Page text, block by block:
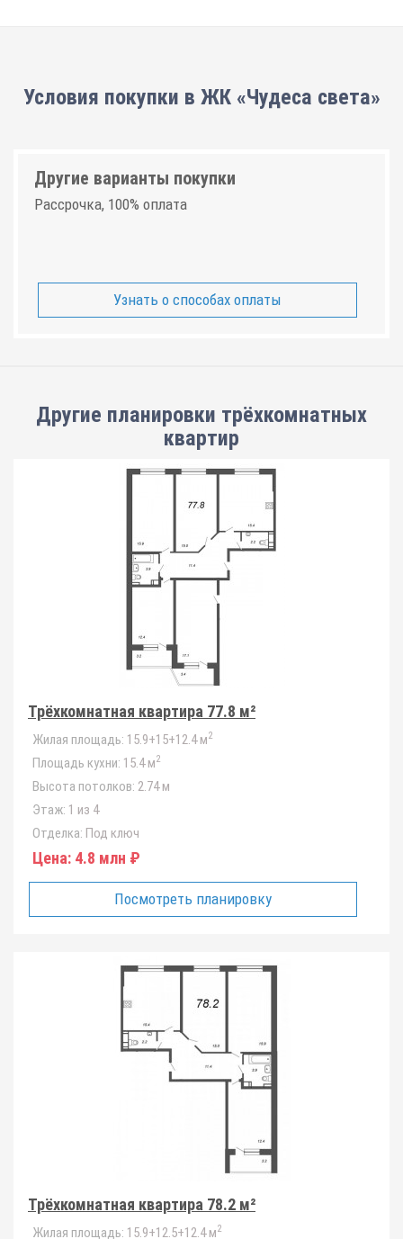
Условия покупки в ЖК «Чудеса света»
Другие варианты покупки
Рассрочка, 100% оплата
Узнать о способах оплаты
Другие планировки трёхкомнатных
квартир
Трёхкомнатная квартира 77.8 м²
Жилая площадь: 15.9+15+12.4 м2
Площадь кухни: 15.4 м2
Высота потолков: 2.74 м
Этаж: 1 из 4
Отделка: Под ключ
Цена: 4.8 млн ₽
Посмотреть планировку
Трёхкомнатная квартира 78.2 м²
Жилая площадь: 15.9+12.5+12.4 м2